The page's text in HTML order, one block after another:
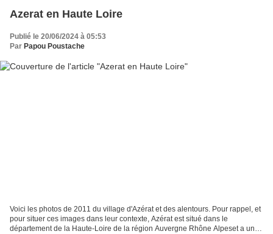
Azerat en Haute Loire
Publié le 20/06/2024 à 05:53
Par Papou Poustache
Voici les photos de 2011 du village d'Azérat et des alentours. Pour rappel, et
pour situer ces images dans leur contexte, Azérat est situé dans le
département de la Haute-Loire de la région Auvergne Rhône Alpeset a une